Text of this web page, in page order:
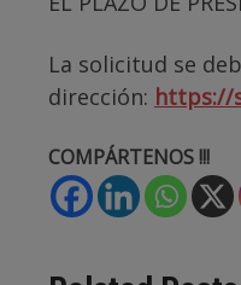
La solicitud se
dirección: https://
COMPÁRTENOS !!!